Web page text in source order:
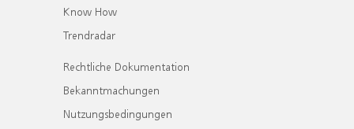
Know How
Trendradar
Rechtliche Dokumentation
Bekanntmachungen
Nutzungsbedingungen